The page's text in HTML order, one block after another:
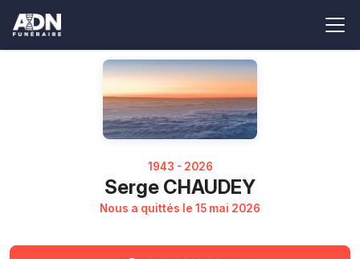
1943 - 2026
Serge CHAUDEY
Nous a quittés le 15 mai 2026